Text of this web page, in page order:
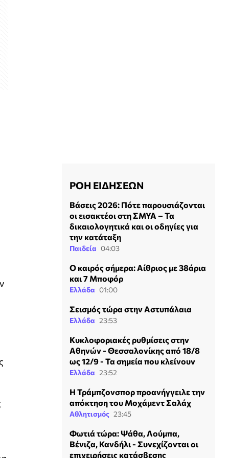
ΡΟΗ ΕΙΔΗΣΕΩΝ
Βάσεις 2026: Πότε παρουσιάζονται
οι εισακτέοι στη ΣΜΥΑ – Τα
δικαιολογητικά και οι οδηγίες για
την κατάταξη
Παιδεία 04:03
Ο καιρός σήμερα: Αίθριος με 38άρια
και 7 Μποφόρ
Ελλάδα 01:00
Σεισμός τώρα στην Αστυπάλαια
Ελλάδα 23:53
Κυκλοφοριακές ρυθμίσεις στην
Αθηνών - Θεσσαλονίκης από 18/8
ως 12/9 - Τα σημεία που κλείνουν
Ελλάδα 23:52
Η Τράμπζονσπορ προανήγγειλε την
απόκτηση του Μοχάμεντ Σαλάχ
Αθλητισμός 23:45
Φωτιά τώρα: Ψάθα, Λούμπα,
Βένιζα, Κανδήλι - Συνεχίζονται οι
επιχειρήσεις κατάσβεσης